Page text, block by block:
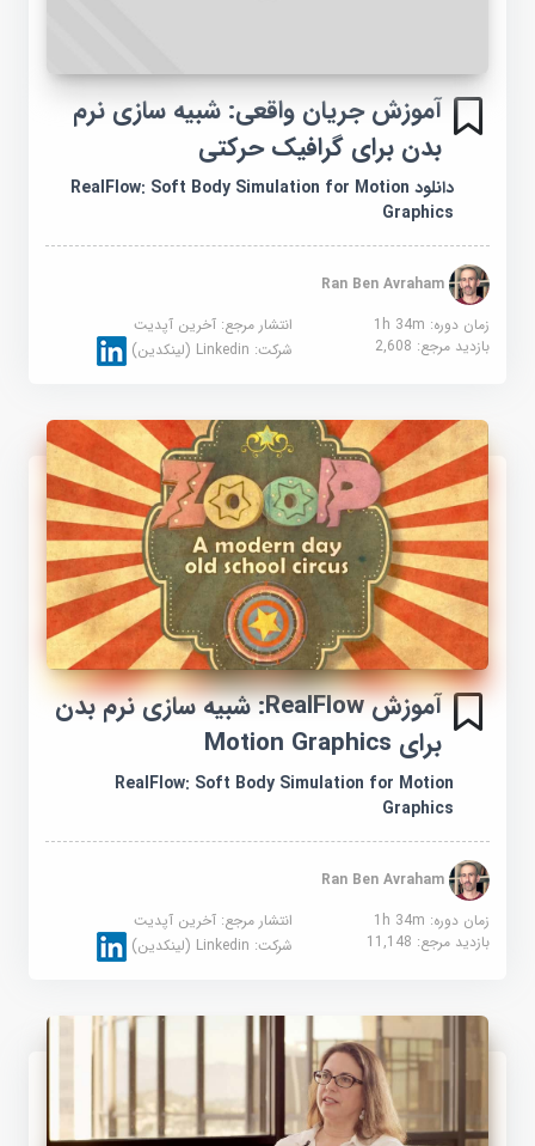
آموزش جریان واقعی: شبیه سازی نرم
بدن برای گرافیک حرکتی
دانلود RealFlow: Soft Body Simulation for Motion
Graphics
Ran Ben Avraham
زمان دوره: 1h 34m
انتشار مرجع:آخرین آپدیت
بازدید مرجع:2,608 شرکت:Linkedin (لینکدین)
آموزش RealFlow: شبیه سازی نرم بدن
برای Motion Graphics
RealFlow: Soft Body Simulation for Motion
Graphics
Ran Ben Avraham
زمان دوره: 1h 34m
انتشار مرجع:آخرین آپدیت
بازدید مرجع:11,148 شرکت:Linkedin (لینکدین)